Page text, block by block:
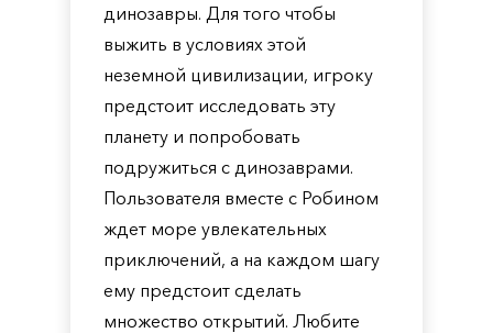
динозавры. Для того чтобы
выжить в условиях этой
неземной цивилизации, игроку
предстоит исследовать эту
планету и попробовать
подружиться с динозаврами.
Пользователя вместе с Робином
ждет море увлекательных
приключений, а на каждом шагу
ему предстоит сделать
множество открытий. Любите